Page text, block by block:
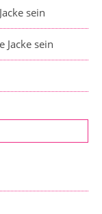
sein
Jacke sein